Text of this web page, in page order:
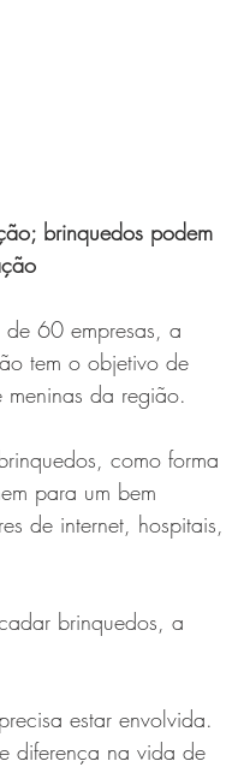
brinquedos podem
60 empresas, a
tem o objetivo de
da região.
como forma
para um bem
de internet, hospitais,
brinquedos, a
estar envolvida.
diferença na vida de